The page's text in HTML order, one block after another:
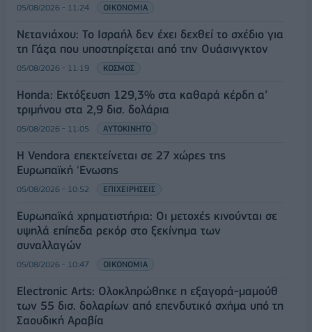
05/08/2026 - 11:24 ΟΙΚΟΝΟΜΙΑ
Νετανιάχου: Το Ισραήλ δεν έχει δεχθεί το σχέδιο για
τη Γάζα που υποστηρίζεται από την Ουάσινγκτον
05/08/2026 - 11:19 ΚΟΣΜΟΣ
Honda: Εκτόξευση 129,3% στα καθαρά κέρδη α’
τριμήνου στα 2,9 δισ. δολάρια
05/08/2026 - 11:05 ΑΥΤΟΚΙΝΗΤΟ
Η Vendora επεκτείνεται σε 27 χώρες της
Ευρωπαϊκή 'Ενωσης
05/08/2026 - 10:52 ΕΠΙΧΕΙΡΗΣΕΙΣ
Ευρωπαϊκά χρηματιστήρια: Οι μετοχές κινούνται σε
υψηλά επίπεδα ρεκόρ στο ξεκίνημα των
συναλλαγών
05/08/2026 - 10:47 ΟΙΚΟΝΟΜΙΑ
Electronic Arts: Ολοκληρώθηκε η εξαγορά-μαμούθ
των 55 δισ. δολαρίων από επενδυτικό σχήμα υπό τη
Σαουδική Αραβία